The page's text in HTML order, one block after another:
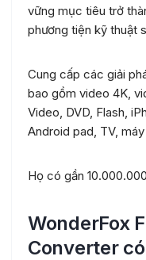
vững mục tiêu trở
phương tiện kỹ thuật
Cung cấp các giải
bao gồm video 4K,
Video, DVD, Flash,
Android pad, TV,
Họ có gần
WonderFox
Converter